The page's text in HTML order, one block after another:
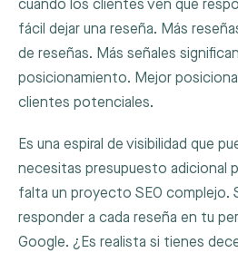
cuando los clientes ven que
fácil dejar una reseña. Más
de reseñas. Más señales
posicionamiento. Mejor
clientes potenciales.
Es una espiral de visibilidad que
necesitas presupuesto adicional
falta un proyecto SEO complejo.
responder a cada reseña en tu
Google. ¿Es realista si tienes